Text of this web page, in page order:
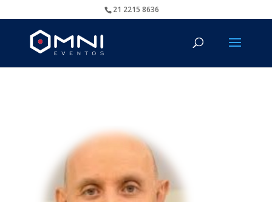
21 2215 8636